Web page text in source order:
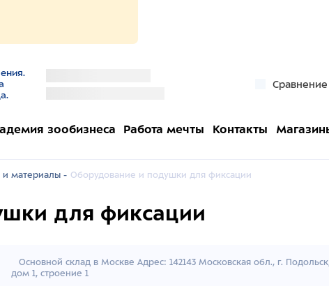
Сравнение
зообизнеса Работа мечты Контакты
и материалы - Оборудование и подушки для фиксации
для фиксации
Основной склад в Москве Адрес: 142143 Московская обл., г.
дом 1, строение 1